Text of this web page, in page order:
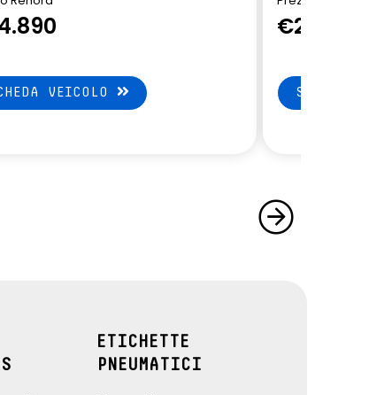
VEICOLO
€24.890
SCHEDA
ETICHETTE
PNEUMATICI